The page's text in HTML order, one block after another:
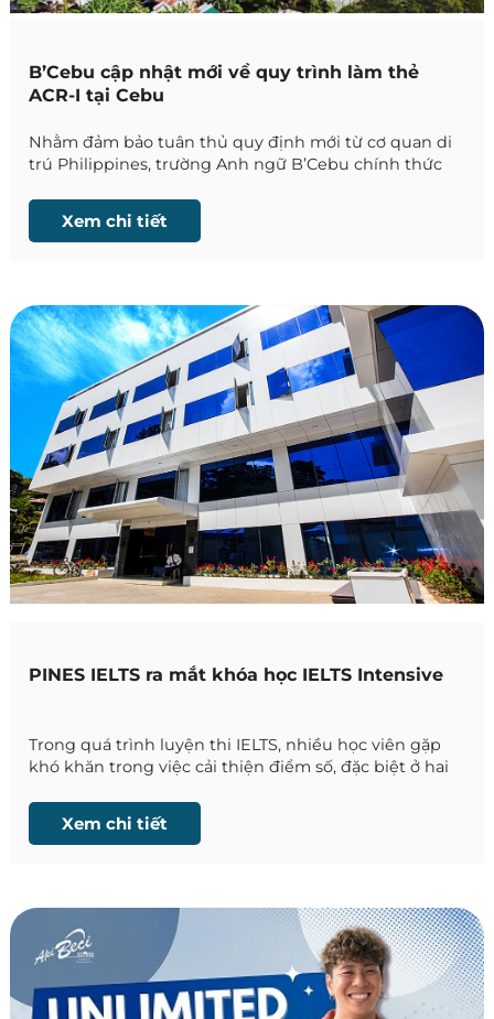
B’Cebu cập nhật mới về quy trình làm thẻ
ACR-I tại Cebu
Nhằm đảm bảo tuân thủ quy định mới từ cơ quan di
trú Philippines, trường Anh ngữ B’Cebu chính thức
ký thẻ ACR-I dành cho học viên quốc tế lưu trú trên
59 ngày.
Xem chi tiết
PINES IELTS ra mắt khóa học IELTS Intensive
Trong quá trình luyện thi IELTS, nhiều học viên gặp
khó khăn trong việc cải thiện điểm số, đặc biệt ở hai
đòi hỏi không chỉ vốn từ và ngữ pháp, mà còn liên
quan trực tiếp đến khả năng lập luận, phát triển ý
Xem chi tiết